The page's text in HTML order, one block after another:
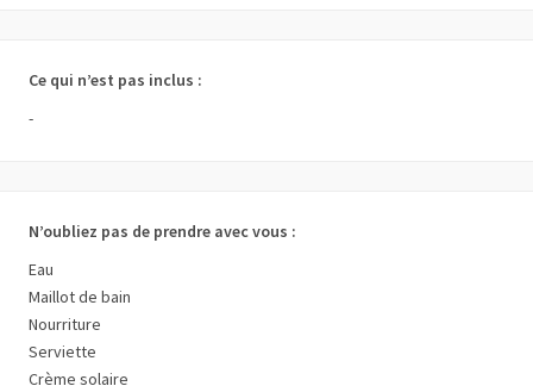
Ce qui n’est pas inclus :
-
N’oubliez pas de prendre avec vous :
Eau
Maillot de bain
Nourriture
Serviette
Crème solaire